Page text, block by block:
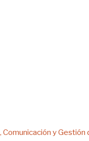
Comunicación y Gestión